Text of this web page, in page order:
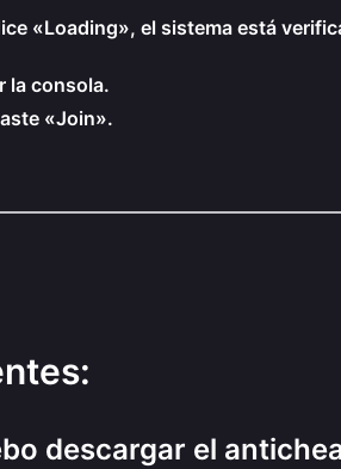
«Loading», el sistema está
la consola.
«Join».
descargar el